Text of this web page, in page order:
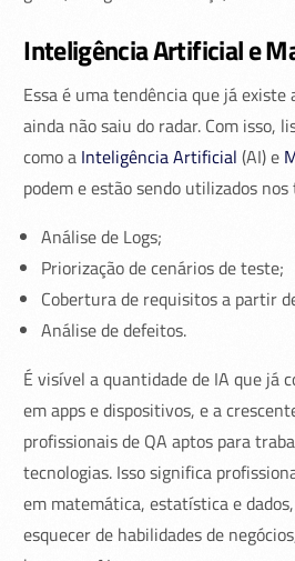
Inteligência Artificial e
Essa é uma tendência que já
ainda não saiu do radar. Com isso,
como a Inteligência Artificial (AI) e
podem e estão sendo utilizados nos
Análise de Logs;
Priorização de cenários de teste;
Cobertura de requisitos a partir
Análise de defeitos.
É visível a quantidade de IA que já
em apps e dispositivos, e a
profissionais de QA aptos para
tecnologias. Isso significa
em matemática, estatística e
esquecer de habilidades de